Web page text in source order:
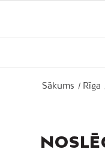
Sākums / Rīga